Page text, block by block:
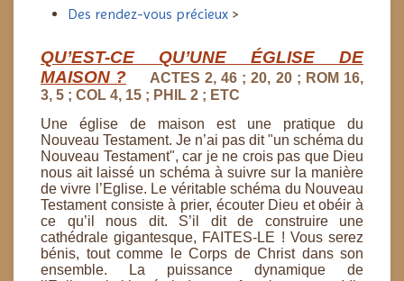
Des rendez-vous précieux >
QU’EST-CE QU’UNE ÉGLISE DE
MAISON ?
ACTES 2, 46 ; 20, 20 ; ROM 16,
3, 5 ; COL 4, 15 ; PHIL 2 ; ETC
Une église de maison est une pratique du
Nouveau Testament. Je n’ai pas dit "un schéma du
Nouveau Testament", car je ne crois pas que Dieu
nous ait laissé un schéma à suivre sur la manière
de vivre l’Eglise. Le véritable schéma du Nouveau
Testament consiste à prier, écouter Dieu et obéir à
ce qu’il nous dit. S’il dit de construire une
cathédrale gigantesque, FAITES-LE ! Vous serez
bénis, tout comme le Corps de Christ dans son
ensemble.
La puissance dynamique de